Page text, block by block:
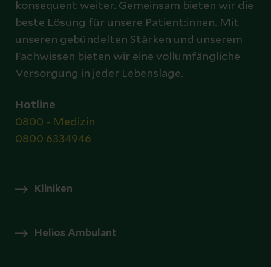
konsequent weiter. Gemeinsam bieten wir die
beste Lösung für unsere Patient:innen. Mit
unseren gebündelten Stärken und unserem
Fachwissen bieten wir eine vollumfängliche
Versorgung in jeder Lebenslage.
Hotline
0800 - Medizin
0800 6334946
Kliniken
Helios Ambulant